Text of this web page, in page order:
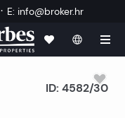
· E: info@broker.hr
ID: 4582/30